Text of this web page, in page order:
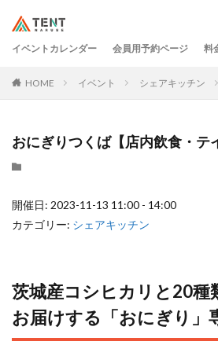
イベントカレンダー 会員用予約ページ 料
HOME イベント シェアキッチン
おにぎりつくば【店内飲食・テ
開催日: 2023-11-13 11:00 - 14:00
カテゴリー: シェアキッチン
茨城産コシヒカリと20種
お届けする「おにぎり」